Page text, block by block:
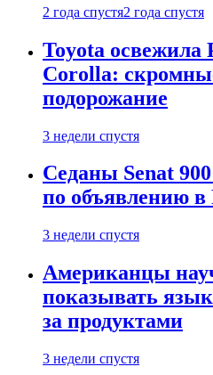
2 года спустя2 года спустя
Toyota освежила
Corolla:
подорожание
3 недели спустя
Седаны Senat
по объявлению в
3 недели спустя
Американцы
показывать
за продуктами
3 недели спустя